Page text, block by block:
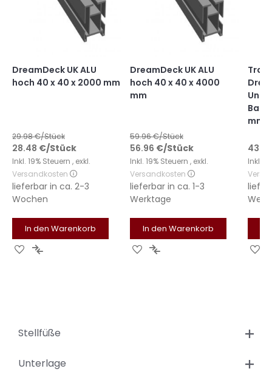
DreamDeck UK ALU
hoch 40 x 40 x 2000 mm
29.98€/Stück
28.48 €/Stück
Inkl. 19% Steuern , exkl.
Versandkosten
lieferbar in ca. 2-3
Wochen
In den Warenkorb
Zur Zur
DreamDeck UK ALU
hoch 40 x 40 x 4000
mm
59.96€/Stück
56.96 €/Stück
Inkl. 19% Steuern , exkl.
Versandkosten
lieferbar in ca. 1-3
Werktage
In den Warenkorb
Zur Zur
mm
43.96
Inkl.
Stellfüße
Unterlage